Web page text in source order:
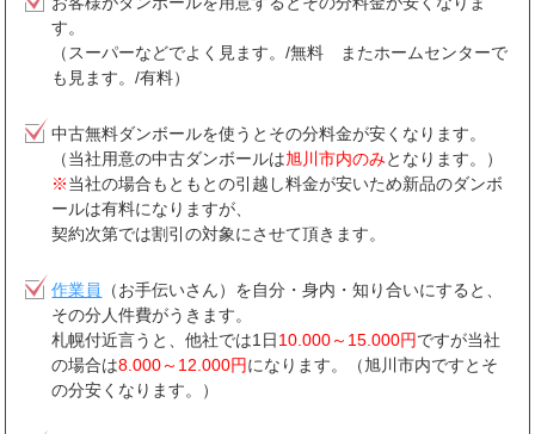
す。
（スーパーなどでよく見ます。/無料 またホームセンターで
も見ます。/有料）
中古無料ダンボールを使うとその分料金が安くなります。
（当社用意の中古ダンボールは旭川市内のみとなります。）
※当社の場合もともとの引越し料金が安いため新品のダンボ
ールは有料になりますが、
契約次第では割引の対象にさせて頂きます。
作業員
（お手伝いさん）を自分・身内・知り合いにすると、
その分人件費がうきます。
札幌付近言うと、他社では1日10.000～15.000円ですが当社
の場合は8.000～12.000円になります。（旭川市内ですとそ
の分安くなります。）